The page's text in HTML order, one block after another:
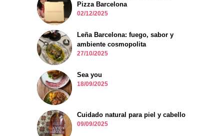
Pizza Barcelona
02/12/2025
Leña Barcelona: fuego, sabor y
ambiente cosmopolita
27/10/2025
Sea you
18/09/2025
Cuidado natural para piel y cabello
09/09/2025